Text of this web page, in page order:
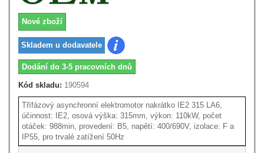
Nové zboží
Skladem u dodavatele
Dodání do 3-5 pracovních dnů
Kód skladu: 190594
Třífázový asynchronní elektromotor nakrátko IE2 315 LA6,
účinnost: IE2, osová výška: 315mm, výkon: 110kW, počet
otáček: 988min, provedení: B5, napětí: 400/690V, izolace: F a
IP55, pro trvalé zatížení 50Hz